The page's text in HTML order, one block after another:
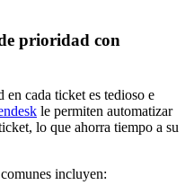
prioridad con
en cada ticket es tedioso e
le permiten automatizar
lo que ahorra tiempo a su
incluyen: